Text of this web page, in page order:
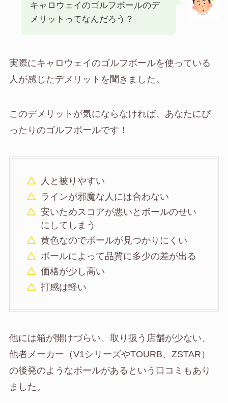
キャロウェイのゴルフボールのデ
メリットってなんだろう？
実際にキャロウェイのゴルフボールを使っている
人が感じたデメリットを聞きました。
このデメリットが気にならなければ、あなたにぴ
ったりのゴルフボールです！
人と被りやすい
ラインが邪魔な人には合わない
安いためスコアが悪いとボールのせい
にしてしまう
黄色なのでボールが見つかりにくい
ボールによって品質に多少の差が出る
価格が少し高い
打感は軽い
他には箱が開けづらい、取り扱う店舗が少ない、
他者メーカー（V1シリーズやTOURB、ZSTAR）
の後発のようなボールがあるという口コミもあり
ました。